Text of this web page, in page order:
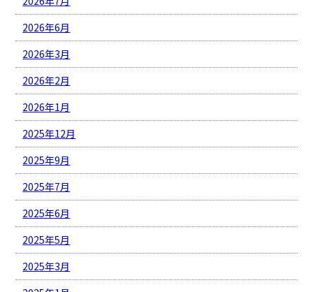
2026年6月
2026年3月
2026年2月
2026年1月
2025年12月
2025年9月
2025年7月
2025年6月
2025年5月
2025年3月